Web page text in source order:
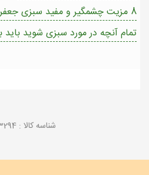
8 مزیت چشمگیر و مفید سبزی جعفری
تمام آنچه در مورد سبزی شوید باید
شناسه کالا :